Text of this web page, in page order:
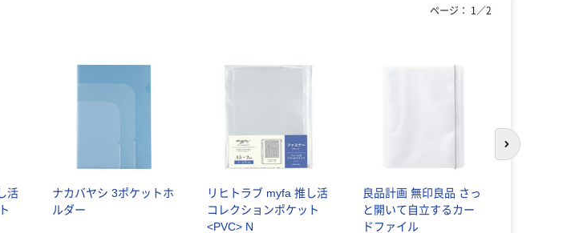
活
ナカバヤシ 3ポケットホ
ルダー
リヒトラブ myfa 推し活
コレクションポケット
<PVC> N
良品計画 無印良品 さっ
と開いて自立するカー
ドファイル
ページ： 1 ／2
次のスライド